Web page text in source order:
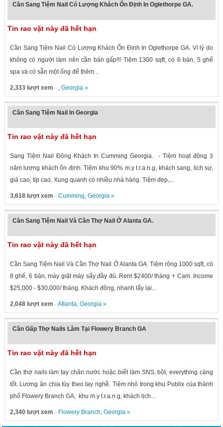
Cần Sang Tiệm Nail Có Lượng Khách Ổn Định In Oglethorpe GA.
Tin rao vặt này đã hết hạn
Cần Sang Tiệm Nail Có Lượng Khách Ổn Định In Oglethorpe GA. Vì lý do
không có người làm nên cần bán gấp!!! Tiệm 1300 sqft, có 6 bàn, 5 ghế
spa và có sẵn một ống để thêm...
2,333 lượt xem · , Georgia»
Cần Sang Tiệm Nail In Georgia
Tin rao vặt này đã hết hạn
Sang Tiệm Nail Đông Khách In Cumming Georgia. - Tiệm hoạt động 3
năm lượng khách ổn định. Tiệm khu 90% m.y t.r.a.n.g, khách sang, lịch sự,
giá cao, tip cao. Xung quanh có nhiều nhà hàng. Tiệm đẹp,...
3,618 lượt xem · Cumming, Georgia»
Cần Sang Tiệm Nail Và Cần Thợ Nail Ở Alanta GA.
Tin rao vặt này đã hết hạn
Cần Sang Tiệm Nail Và Cần Thợ Nail Ở Alanta GA. Tiệm rộng 1000 sqft, có
8 ghế, 6 bàn, máy giặt máy sấy đầy đủ. Rent $2400/ tháng + Cam. Income
$25,000 - $30,000/ tháng. Khách đông, nhanh lấy lại...
2,048 lượt xem · Atlanta, Georgia»
Cần Gấp Thợ Nails Làm Tại Flowery Branch GA
Tin rao vặt này đã hết hạn
Cần thợ nails làm tay chân nước hoặc biết làm SNS, bột, everything càng
tốt. Lương ăn chia tùy theo tay nghề. Tiệm nhỏ trong khu Publix của thành
phố Flowery Branch GA, khu m.y t.r.a.n.g, khách lịch...
2,340 lượt xem · Flowery Branch, Georgia»